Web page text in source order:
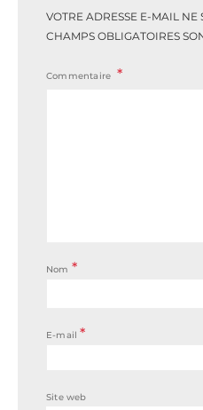
VOTRE ADRESSE E-MAIL NE
CHAMPS OBLIGATOIRES
Commentaire
Nom *
E-mail*
Site web